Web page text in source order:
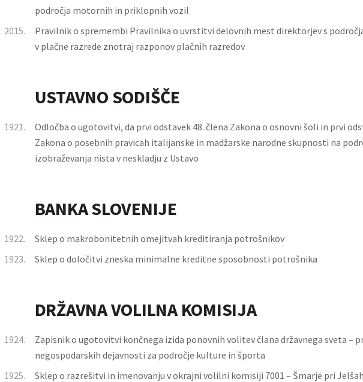
področja motornih in priklopnih vozil
2015.
Pravilnik o spremembi Pravilnika o uvrstitvi delovnih mest direktorjev s
v plačne razrede znotraj razponov plačnih razredov
USTAVNO SODIŠČE
1921.
Odločba o ugotovitvi, da prvi odstavek 48. člena Zakona o osnovni šoli in prvi
Zakona o posebnih pravicah italijanske in madžarske narodne skupnosti na
izobraževanja nista v neskladju z Ustavo
BANKA SLOVENIJE
1922.
Sklep o makrobonitetnih omejitvah kreditiranja potrošnikov
1923.
Sklep o določitvi zneska minimalne kreditne sposobnosti potrošnika
DRŽAVNA VOLILNA KOMISIJA
1924.
Zapisnik o ugotovitvi končnega izida ponovnih volitev člana državnega sveta –
negospodarskih dejavnosti za področje kulture in športa
1925.
Sklep o razrešitvi in imenovanju v okrajni volilni komisiji 7001 – Šmarje pri Jelšah